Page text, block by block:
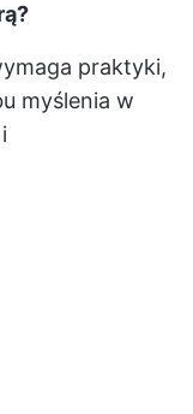
praktyki,
myślenia w